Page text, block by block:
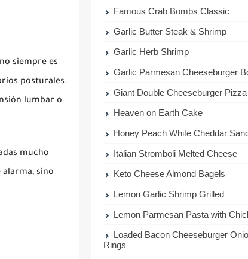
siempre es
posturales.
lumbar o
mucho
alarma, sino
Famous Crab Bombs Classic
Garlic Butter Steak & Shrimp
Garlic Herb Shrimp
Garlic Parmesan Cheeseburger
Giant Double Cheeseburger Pizza
Heaven on Earth Cake
Honey Peach White Cheddar
Italian Stromboli Melted Cheese
Keto Cheese Almond Bagels
Lemon Garlic Shrimp Grilled
Lemon Parmesan Pasta with
Loaded Bacon Cheeseburger
Rings